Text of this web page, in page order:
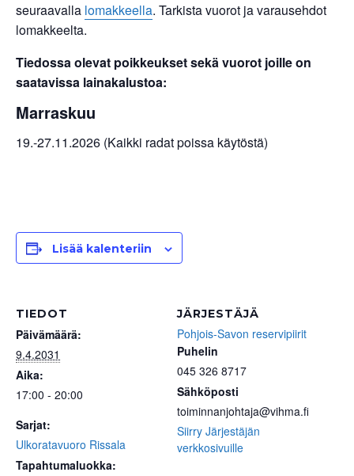
seuraavalla lomakkeella. Tarkista vuorot ja varausehdot
lomakkeelta.
Tiedossa olevat poikkeukset sekä vuorot joille on
saatavissa lainakalustoa:
Marraskuu
19.-27.11.2026 (Kaikki radat poissa käytöstä)
Lisää kalenteriin
TIEDOT
Päivämäärä:
9.4.2031
Aika:
17:00 - 20:00
Sarjat:
Ulkoratavuoro Rissala
Tapahtumaluokka:
JÄRJESTÄJÄ
Pohjois-Savon reservipiirit
Puhelin
045 326 8717
Sähköposti
toiminnanjohtaja@vihma.fi
Siirry Järjestäjän
verkkosivuille